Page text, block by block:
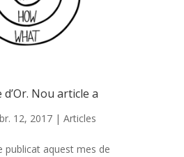
d’Or. Nou article a
12, 2017| Articles
publicat aquest mes de